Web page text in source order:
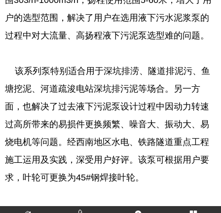
户的选型范围，解决了用户在选用液下污水泥浆泵的
过程中对大流量、高扬程液下污泥泵选型难的问题。
该系列泵特别适合用于深坑排涝、隧道排泥污、鱼
塘挖泥、河道疏浚电站深坑排污泥等场合。另一方
面，也解决了过去液下污泥泵设计过程中因动力转速
过高所带来的易损件更换频繁、噪音大、振动大、易
烧电机等问题。经西南地区水电、铁路隧道重点工程
施工运用及实践，深受用户好评。该泵可根据用户要
求，叶轮可更换为45#钢焊接叶轮。